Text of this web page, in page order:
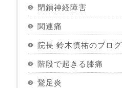
閉鎖神経障害
関連痛
院長 鈴木慎祐のブログ
階段で起きる膝痛
鵞足炎